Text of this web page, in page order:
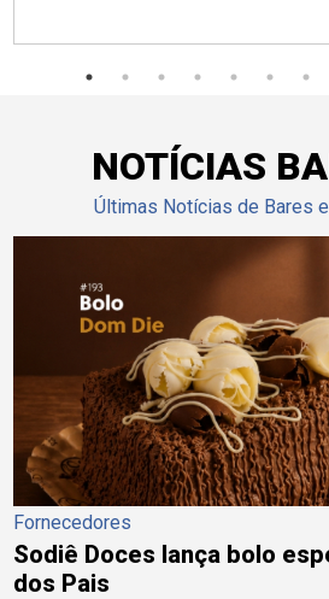
NOTÍCIAS
Últimas Notícias de Bares
Fornecedores
Sodiê Doces lança bolo
dos Pais